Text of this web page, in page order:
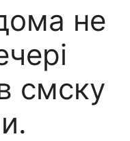
не
смску